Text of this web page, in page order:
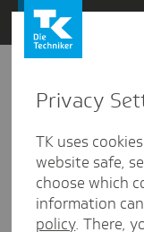
Direkt
Inhalt
Privacy
TK uses
website safe,
choose which
information
policy. There,